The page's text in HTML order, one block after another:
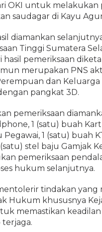
OKI untuk melakukan
saudagar di Kayu
diamankan
Tinggi Sumatera
hasil pemeriksaan
merupakan PNS
dan Keluarga
pangkat 3D.
pemeriksaan
1 (satu) buah
1 (satu) buah
stel baju Gamjak
pemeriksaan
hukum selanjutnya.
tindakan
Hukum khususnya
memastikan keadilan
terjaga.